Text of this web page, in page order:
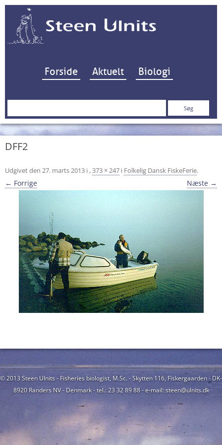
Hop til indhold
Forside Aktuelt Biologi
Søg
DFF2
Udgivet den 27. marts 2013 i ,373 × 247 i Folkelig Dansk FiskeFerie.
← Forrige Næste →
© 2013 Steen Ulnits - Fisheries biologist, M.Sc. - Skytten 116, Fiskergaarden - DK-
8920 Randers NV - Denmark - tel.: 23 32 89 88 - e-mail: steen@ulnits.dk